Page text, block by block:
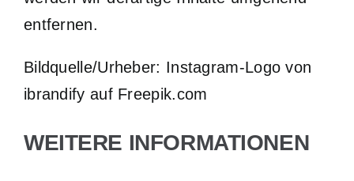
entfernen.
Bildquelle/Urheber: Instagram-Logo von
ibrandify auf Freepik.com
WEITERE INFORMATIONEN